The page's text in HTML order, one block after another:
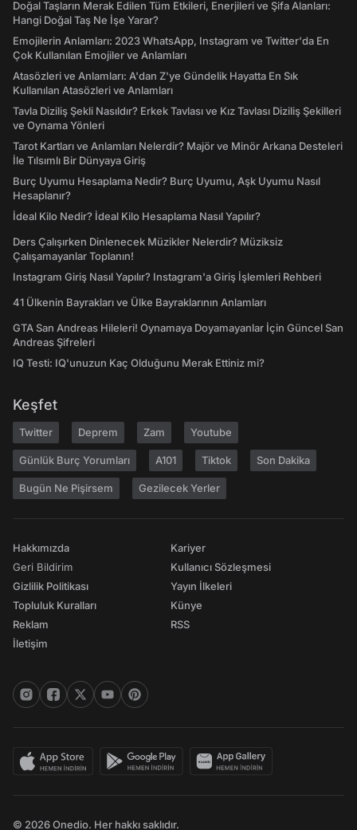
Doğal Taşların Merak Edilen Tüm Etkileri, Enerjileri ve Şifa Alanları:
Hangi Doğal Taş Ne İşe Yarar?
Emojilerin Anlamları: 2023 WhatsApp, Instagram ve Twitter'da En
Çok Kullanılan Emojiler ve Anlamları
Atasözleri ve Anlamları: A'dan Z'ye Gündelik Hayatta En Sık
Kullanılan Atasözleri ve Anlamları
Tavla Diziliş Şekli Nasıldır? Erkek Tavlası ve Kız Tavlası Diziliş Şekilleri
ve Oynama Yönleri
Tarot Kartları ve Anlamları Nelerdir? Majör ve Minör Arkana Desteleri
İle Tılsımlı Bir Dünyaya Giriş
Burç Uyumu Hesaplama Nedir? Burç Uyumu, Aşk Uyumu Nasıl
Hesaplanır?
İdeal Kilo Nedir? İdeal Kilo Hesaplama Nasıl Yapılır?
Ders Çalışırken Dinlenecek Müzikler Nelerdir? Müziksiz
Çalışamayanlar Toplanın!
Instagram Giriş Nasıl Yapılır? Instagram'a Giriş İşlemleri Rehberi
41 Ülkenin Bayrakları ve Ülke Bayraklarının Anlamları
GTA San Andreas Hileleri! Oynamaya Doyamayanlar İçin Güncel San
Andreas Şifreleri
IQ Testi: IQ'unuzun Kaç Olduğunu Merak Ettiniz mi?
Keşfet
Twitter Deprem Zam Youtube
Günlük Burç Yorumları A101 Tiktok Son Dakika
Bugün Ne Pişirsem Gezilecek Yerler
Hakkımızda
Geri Bildirim
Gizlilik Politikası
Topluluk Kuralları
Reklam
İletişim
Kariyer
Kullanıcı Sözleşmesi
Yayın İlkeleri
Künye
RSS
© 2026 Onedio. Her hakkı saklıdır.